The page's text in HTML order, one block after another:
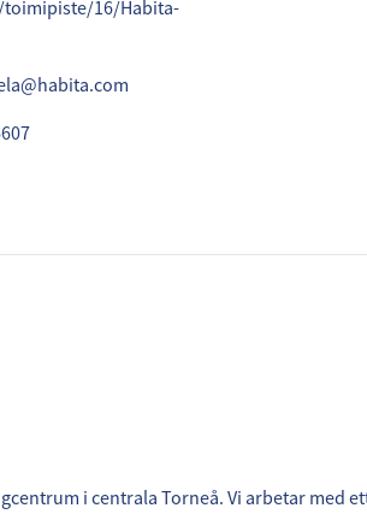
toimipiste/16/Habita-
i centrala Torneå. Vi arbetar med